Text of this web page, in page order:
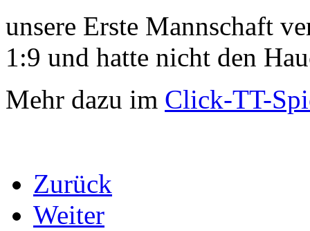
unsere Erste Mannschaft
1:9 und hatte nicht den
Mehr dazu im Click-TT-
Zurück
Weiter